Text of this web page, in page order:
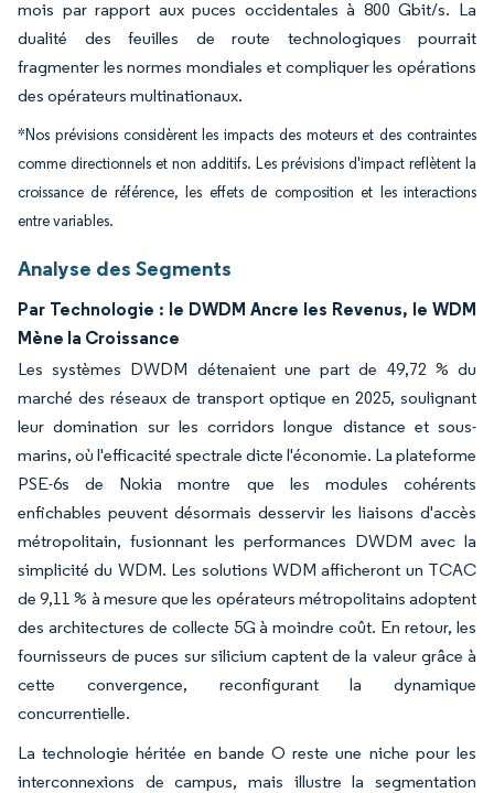
mois par rapport aux puces occidentales à 800 Gbit/s. La
dualité des feuilles de route technologiques pourrait
fragmenter les normes mondiales et compliquer les opérations
des opérateurs multinationaux.
*Nos prévisions considèrent les impacts des moteurs et des contraintes
comme directionnels et non additifs. Les prévisions d'impact reflètent la
croissance de référence, les effets de composition et les interactions
entre variables.
Analyse des Segments
Par Technologie : le DWDM Ancre les Revenus, le WDM
Mène la Croissance
Les systèmes DWDM détenaient une part de 49,72 % du
marché des réseaux de transport optique en 2025, soulignant
leur domination sur les corridors longue distance et sous-
marins, où l'efficacité spectrale dicte l'économie. La plateforme
PSE-6s de Nokia montre que les modules cohérents
enfichables peuvent désormais desservir les liaisons d'accès
métropolitain, fusionnant les performances DWDM avec la
simplicité du WDM. Les solutions WDM afficheront un TCAC
de 9,11 % à mesure que les opérateurs métropolitains adoptent
des architectures de collecte 5G à moindre coût. En retour, les
fournisseurs de puces sur silicium captent de la valeur grâce à
cette convergence, reconfigurant la dynamique
concurrentielle.
La technologie héritée en bande O reste une niche pour les
interconnexions de campus, mais illustre la segmentation